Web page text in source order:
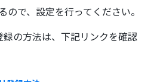
ので、設定を行ってください。
の方法は、下記リンクを確認